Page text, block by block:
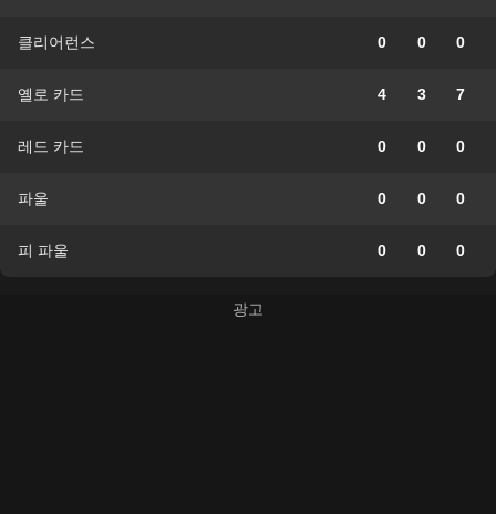
클리어런스 0 0 0
옐로 카드 4 3 7
레드 카드 0 0 0
파울 0 0 0
피 파울 0 0 0